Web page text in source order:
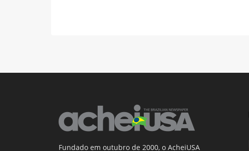
Fundado em outubro de 2000, o AcheiUSA